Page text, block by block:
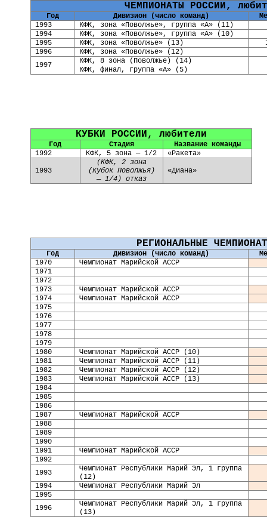
ЧЕМПИОНАТЫ РОССИИ,
Год Дивизион (число команд)
1993
КФК, зона «Поволжье», группа «А» (11)
1994
КФК, зона «Поволжье», группа «А» (10)
1995
КФК, зона «Поволжье» (13)
1996
КФК, зона «Поволжье» (12)
1997
КФК, 8 зона (Поволжье) (14)
КФК, финал, группа «А» (5)
КУБКИ РОССИИ, любители
Год Стадия
Название команды
1992
КФК, 5 зона — 1/2 «Ракета»
1993
(КФК, 2 зона
(Кубок Поволжья)
— 1/4) отказ
«Диана»
РЕГИОНАЛЬНЫЕ
Год Дивизион (число команд)
1970
Чемпионат Марийской АССР
1971
1972
1973
Чемпионат Марийской АССР
1974
Чемпионат Марийской АССР
1975
1976
1977
1978
1979
1980
Чемпионат Марийской АССР (10)
1981
Чемпионат Марийской АССР (11)
1982
Чемпионат Марийской АССР (12)
1983
Чемпионат Марийской АССР (13)
1984
1985
1986
1987
Чемпионат Марийской АССР
1988
1989
1990
1991
Чемпионат Марийской АССР
1992
1993
Чемпионат Республики Марий Эл, 1 группа
(12)
1994
Чемпионат Республики Марий Эл
1995
1996
Чемпионат Республики Марий Эл, 1 группа
(13)